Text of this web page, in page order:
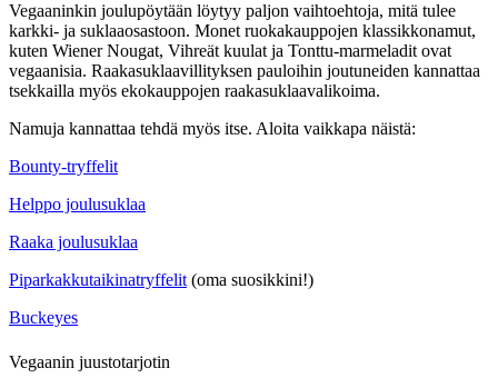
Vegaaninkin joulupöytään löytyy paljon vaihtoehtoja, mitä tulee
karkki- ja suklaaosastoon. Monet ruokakauppojen klassikkonamut,
kuten Wiener Nougat, Vihreät kuulat ja Tonttu-marmeladit ovat
vegaanisia. Raakasuklaavillityksen pauloihin joutuneiden kannattaa
tsekkailla myös ekokauppojen raakasuklaavalikoima.
Namuja kannattaa tehdä myös itse. Aloita vaikkapa näistä:
Bounty-tryffelit
Helppo joulusuklaa
Raaka joulusuklaa
Piparkakkutaikinatryffelit (oma suosikkini!)
Buckeyes
Vegaanin juustotarjotin